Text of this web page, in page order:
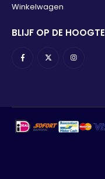
Winkelwagen
BLIJF OP DE HOOGTE